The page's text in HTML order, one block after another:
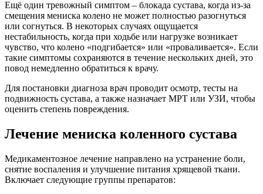
Ещё один тревожный симптом – блокада сустава, когда из-за
смещения мениска колено не может полностью разогнуться
или согнуться. В некоторых случаях ощущается
нестабильность, когда при ходьбе или нагрузке возникает
чувство, что колено «подгибается» или «проваливается». Если
такие симптомы сохраняются в течение нескольких дней, это
повод немедленно обратиться к врачу.
Для постановки диагноза врач проводит осмотр, тесты на
подвижность сустава, а также назначает МРТ или УЗИ, чтобы
оценить степень повреждения.
Лечение мениска коленного сустава
Медикаментозное лечение направлено на устранение боли,
снятие воспаления и улучшение питания хрящевой ткани.
Включает следующие группы препаратов: